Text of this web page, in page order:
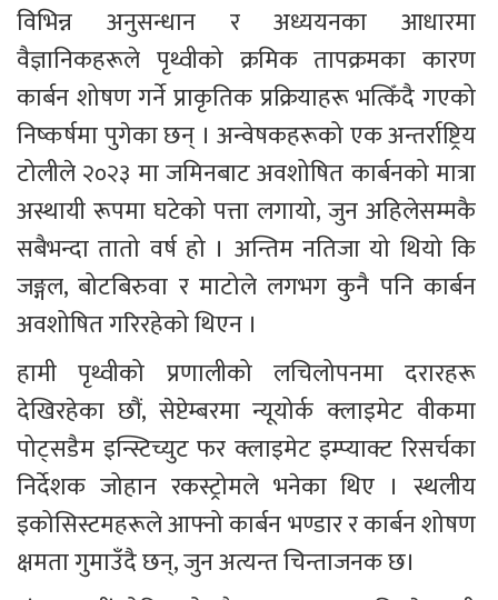
विभिन्न अनुसन्धान र अध्ययनका आधारमा
वैज्ञानिकहरूले पृथ्वीको क्रमिक तापक्रमका कारण
कार्बन शोषण गर्ने प्राकृतिक प्रक्रियाहरू भत्किँदै गएको
निष्कर्षमा पुगेका छन् । अन्वेषकहरूको एक अन्तर्राष्ट्रिय
टोलीले २०२३ मा जमिनबाट अवशोषित कार्बनको मात्रा
अस्थायी रूपमा घटेको पत्ता लगायो, जुन अहिलेसम्मकै
सबैभन्दा तातो वर्ष हो । अन्तिम नतिजा यो थियो कि
जङ्गल, बोटबिरुवा र माटोले लगभग कुनै पनि कार्बन
अवशोषित गरिरहेको थिएन ।
हामी पृथ्वीको प्रणालीको लचिलोपनमा दरारहरू
देखिरहेका छौं, सेप्टेम्बरमा न्यूयोर्क क्लाइमेट वीकमा
पोट्सडैम इन्स्टिच्युट फर क्लाइमेट इम्प्याक्ट रिसर्चका
निर्देशक जोहान रकस्ट्रोमले भनेका थिए । स्थलीय
इकोसिस्टमहरूले आफ्नो कार्बन भण्डार र कार्बन शोषण
क्षमता गुमाउँदै छन्, जुन अत्यन्त चिन्ताजनक छ।